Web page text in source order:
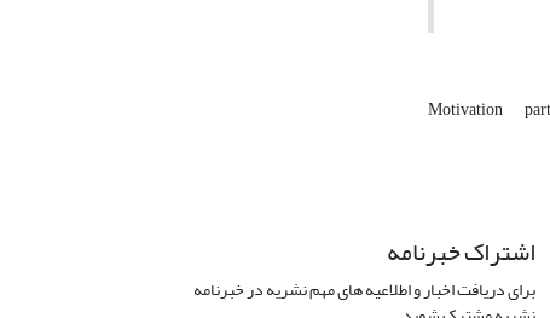
Motivation
اشتراک خبرنامه
برای دریافت اخبار و اطلاعیه های مهم نشریه در خبرنامه